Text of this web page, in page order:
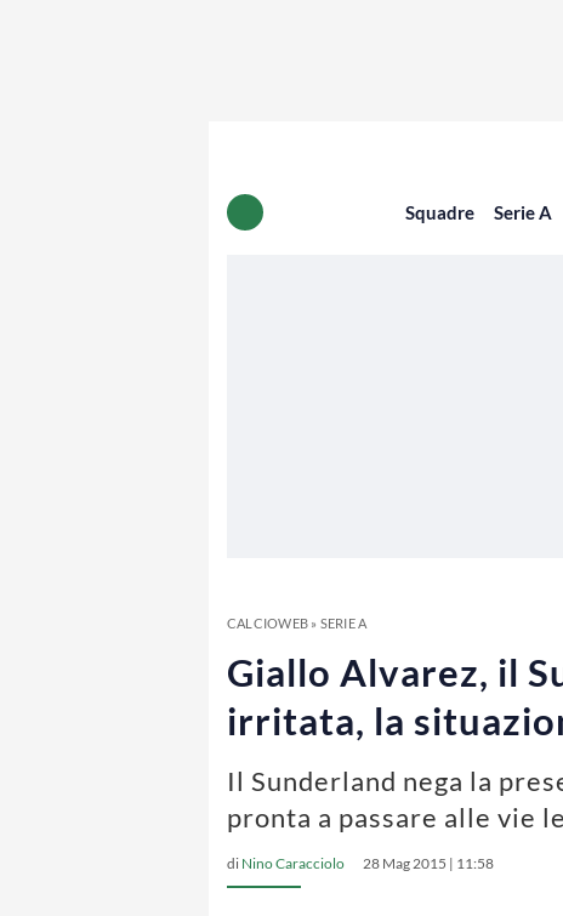
Squadre Serie A
CALCIOWEB» SERIE A
Giallo Alvarez, il
irritata, la
Il Sunderland nega la
pronta a passare alle vie
di Nino Caracciolo 28 Mag 2015 | 11:58